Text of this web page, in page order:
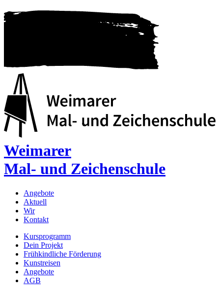
Weimarer
Mal- und Zeichenschule
Angebote
Aktuell
Wir
Kontakt
Kursprogramm
Dein Projekt
Frühkindliche Förderung
Kunstreisen
Angebote
AGB